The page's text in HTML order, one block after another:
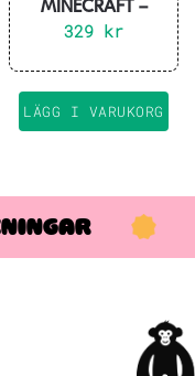
MINECRAFT –
Steeve in Armour –
& Mobil 20cm
329 kr
LÄGG I VARUKORG